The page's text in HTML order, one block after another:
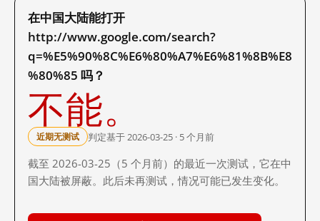
在中国大陆能打开
http://www.google.com/search?
q=%E5%90%8C%E6%80%A7%E6%81%8B%E8
%80%85 吗？
不能。
近期无测试 判定基于 2026-03-25 · 5 个月前
截至 2026-03-25（5 个月前）的最近一次测试，它在中
国大陆被屏蔽。此后未再测试，情况可能已发生变化。